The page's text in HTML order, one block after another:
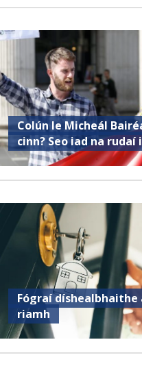
Colún le Micheál
cinn? Seo iad na rudaí
Fógraí
riamh